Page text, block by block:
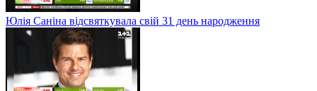
Юлія Саніна відсвяткувала свій 31 день народження